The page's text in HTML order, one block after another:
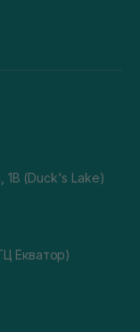
1В (Duck's Lake)
Екватор)